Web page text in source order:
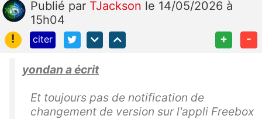
Publié par TJackson le 14/05/2026 à
15h04
!
citer + -
yondan a écrit
Et toujours pas de notification de
changement de version sur l'appli Freebox